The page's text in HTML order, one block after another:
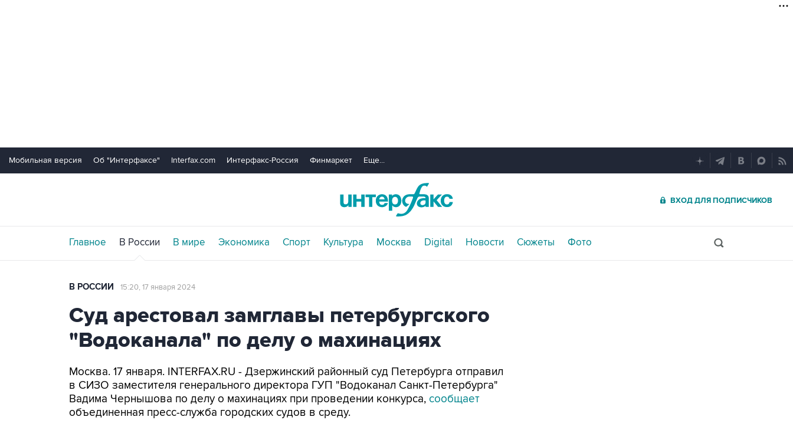
Мобильная версия Об "Интерфаксе" Interfax.com Интерфакс-Россия Финмаркет Еще...
ВХОД ДЛЯ ПОДПИСЧИКОВ
Главное В России В мире Экономика Спорт Культура Москва Digital Новости Сюжеты Фото
В РОССИИ 15:20, 17 января 2024
Суд арестовал замглавы петербургского
"Водоканала" по делу о махинациях
Москва. 17 января. INTERFAX.RU - Дзержинский районный суд Петербурга отправил
в СИЗО заместителя генерального директора ГУП "Водоканал Санкт-Петербурга"
Вадима Чернышова по делу о махинациях при проведении конкурса, сообщает
объединенная пресс-служба городских судов в среду.